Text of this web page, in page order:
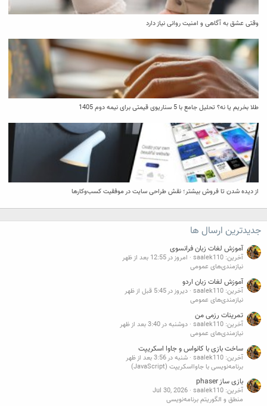
وقتی عشق به آگاهی و امنیت روانی نیاز دارد
طلا بخریم یا نه؟ تحلیل جامع با 5 سناریوی قیمتی برای نیمه دوم 1405
از دیده شدن تا فروش بیشتر؛ نقش طراحی سایت در موفقیت کسب‌وکارها
جدیدترین ارسال ها
آموزش لغات زبان فرانسوی
آخرین: saalek110
امروز در 12:55 بعد از ظهر
نیازمندی‌های عمومی
آموزش لغات زبان اردو
آخرین: saalek110
دیروز در 5:45 قبل از ظهر
نیازمندی‌های عمومی
تمرینات رزمی من
آخرین: saalek110
دوشنبه در 3:40 بعد از ظهر
نیازمندی‌های عمومی
ساخت بازی با کانواس و جاوا اسکریپت
آخرین: saalek110
شنبه در 3:56 بعد از ظهر
برنامه‌نویسی با جاوااسکریپت (JavaScript)
بازی ساز phaser
آخرین: saalek110
Jul 30, 2026
منطق و الگوریتم برنامه‌نویسی